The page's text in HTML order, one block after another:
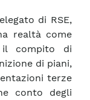
di RSE,
realtà come
il compito di
di piani,
terze
conto degli